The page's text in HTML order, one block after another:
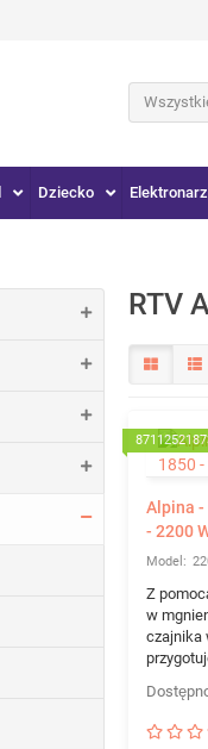
Dziecko
RTV
Alpina -
- 2200
Z
w
czajnika